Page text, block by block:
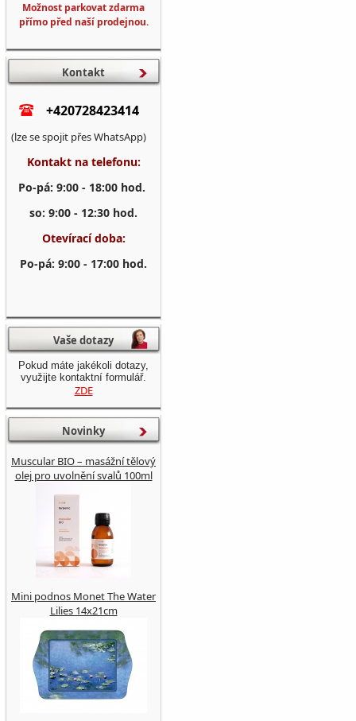
Možnost parkovat zdarma
přímo před naší prodejnou.
Kontakt
+420728423414
(lze se spojit přes WhatsApp)
Kontakt na telefonu:
Po-pá: 9:00 - 18:00 hod.
so: 9:00 - 12:30 hod.
Otevírací doba:
Po-pá: 9:00 - 17:00 hod.
Vaše dotazy
Pokud máte jakékoli dotazy,
využijte kontaktní formulář.
ZDE
Novinky
Muscular BIO – masážní tělový
olej pro uvolnění svalů 100ml
Mini podnos Monet The Water
Lilies 14x21cm